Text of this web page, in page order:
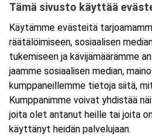
Tarkempi kartta ja ajo-ohjeet
Tämä sivusto käyttää
Käytämme evästeitä
räätälöimiseen, sosiaalisen
tukemiseen ja kävijämäärämme
jaamme sosiaalisen median,
kumppaneillemme tietoja siitä,
Kumppanimme voivat yhdistää
joita olet antanut heille tai joita
käyttänyt heidän palvelujaan.